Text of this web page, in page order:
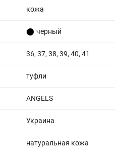
кожа
черный
36, 37, 38, 39, 40, 41
туфли
ANGELS
Украина
натуральная кожа